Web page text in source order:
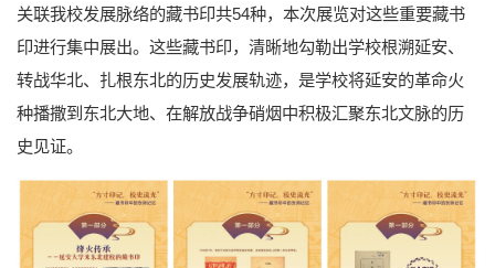
关联我校发展脉络的藏书印共54种，本次展览对这些重要藏书
印进行集中展出。这些藏书印，清晰地勾勒出学校根溯延安、
转战华北、扎根东北的历史发展轨迹，是学校将延安的革命火
种播撒到东北大地、在解放战争硝烟中积极汇聚东北文脉的历
史见证。